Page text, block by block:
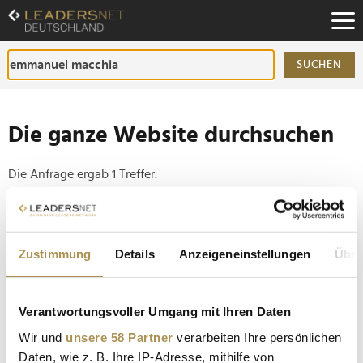
Zustimmung Details Anzeigeneinstellungen
Verantwortungsvoller Umgang mit Ihren Daten
Wir und unsere 58 Partner verarbeiten Ihre persönlichen
Daten, wie z. B. Ihre IP-Adresse, mithilfe von
Zum
Inhalt
Zur
Fußzeilen-
Navigation
SUCHEN
Die ganze Website durchsuchen
Die Anfrage ergab 1 Treffer.
Tipp
Seiten suchen, die genau diese Wortgruppe enthalten:
Cannes: Goldene Palme geht an "Fjord"